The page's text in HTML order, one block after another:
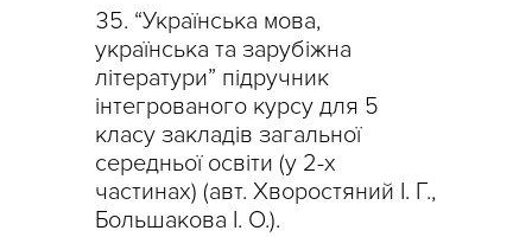
“Українська мова,
українська та зарубіжна
літератури” підручник
інтегрованого курсу для 5
класу закладів загальної
середньої освіти (у 2-х
частинах) (авт. Хворостяний І. Г.,
Большакова І. О.).